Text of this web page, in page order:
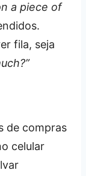
a piece of
fila, seja
de compras
celular